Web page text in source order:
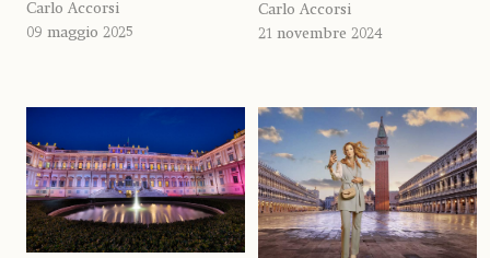
Carlo Accorsi
09 maggio 2025
Carlo Accorsi
21 novembre 2024